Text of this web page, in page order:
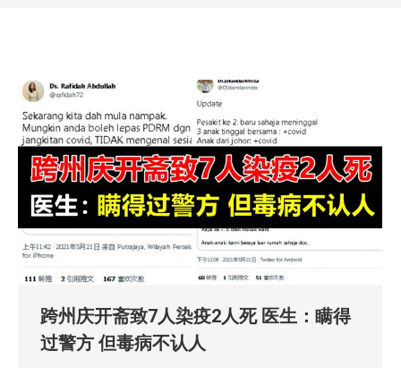
跨州庆开斋致7人染疫2人死 医生：瞒得
过警方 但毒病不认人